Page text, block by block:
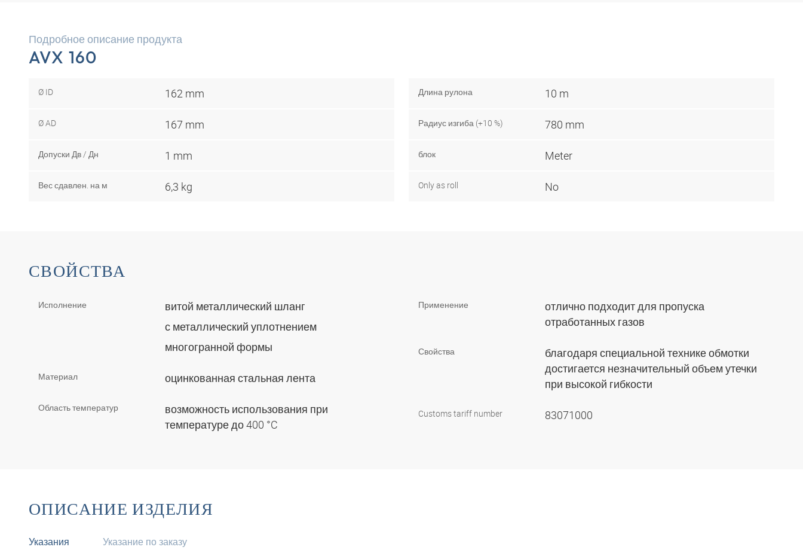
Подробное описание продукта
AVX 160
Ø ID 162 mm
Ø AD 167 mm
Допуски Дв / Дн 1 mm
Вес сдавлен. на м 6,3 kg
Длина рулона 10 m
Радиус изгиба (+10 %) 780 mm
блок Meter
Only as roll No
СВОЙСТВА
Исполнение
витой металлический шланг
с металлический уплотнением
многогранной формы
Материал оцинкованная стальная лента
Область температур
возможность использования при
температуре до 400 °C
Применение
отлично подходит для пропуска
отработанных газов
Свойства
благодаря специальной технике обмотки
достигается незначительный объем утечки
при высокой гибкости
Customs tariff number 83071000
ОПИСАНИЕ ИЗДЕЛИЯ
Указания Указание по заказу